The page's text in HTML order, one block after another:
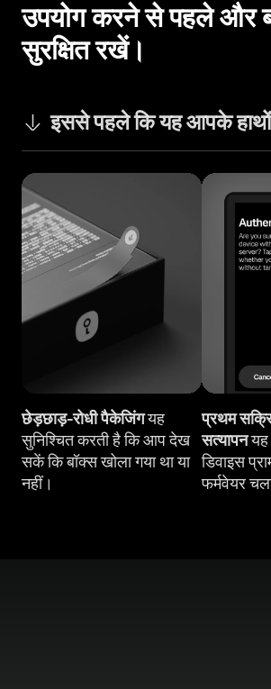
उपयोग करने से पहले और
सुरक्षित रखें।
इससे पहले कि यह आपके हाथों
छेड़छाड़-रोधी पैकेजिंगयह
सुनिश्चित करती है कि आप देख
सकें कि बॉक्स खोला गया था या
नहीं।
प्रथम
सत्यापनयह
डिवाइस
फर्मवेयर